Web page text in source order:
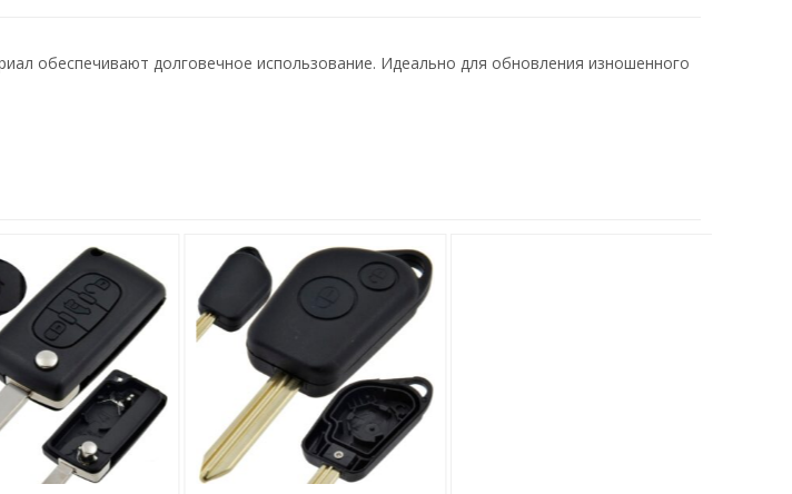
обеспечивают долговечное использование. Идеально для обновления изношенного